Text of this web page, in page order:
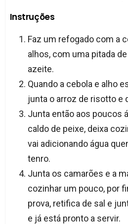
Instruções
Faz um refogado com a
alhos, com uma pitada
azeite.
Quando a cebola e alho
junta o arroz de risotto e
Junta então aos poucos
caldo de peixe, deixa
vai adicionando água
tenro.
Junta os camarões e a
cozinhar um pouco, por
prova, retifica de sal e
e já está pronto a servir.